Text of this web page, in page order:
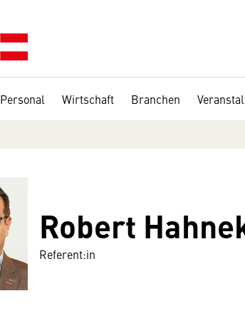
Personal Wirtschaft Branchen
Robert
Referent:in